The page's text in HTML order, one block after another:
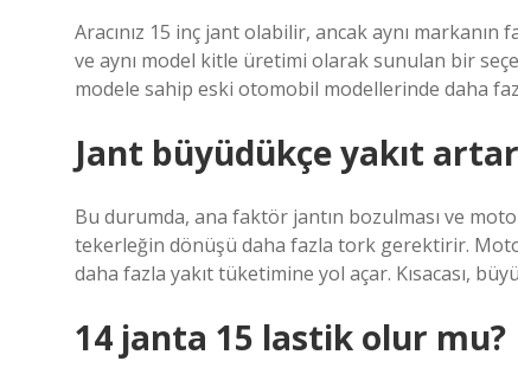
Aracınız 15 inç jant olabilir, ancak aynı
ve aynı model kitle üretimi olarak sunulan bir
modele sahip eski otomobil modellerinde daha
Jant büyüdükçe yakıt artar
Bu durumda, ana faktör jantın bozulması ve
tekerleğin dönüşü daha fazla tork gerektirir.
daha fazla yakıt tüketimine yol açar. Kısacası,
14 janta 15 lastik olur mu?